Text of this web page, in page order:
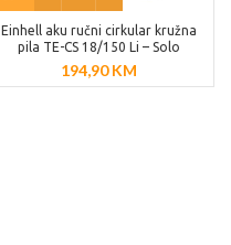
Einhell aku ručni cirkular kružna
pila TE-CS 18/150 Li – Solo
194,90KM